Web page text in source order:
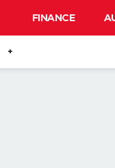
FINANCE
+